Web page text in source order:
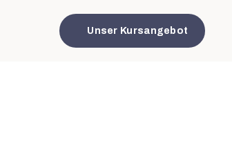
Unser Kursangebot